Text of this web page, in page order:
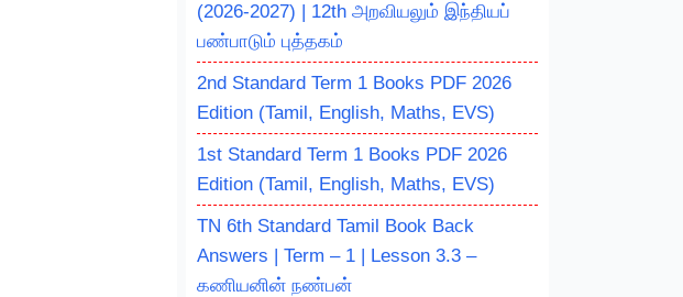
(2026-2027) | 12th அறவியலும் இந்தியப்
பண்பாடும் புத்தகம்
2nd Standard Term 1 Books PDF 2026
Edition (Tamil, English, Maths, EVS)
1st Standard Term 1 Books PDF 2026
Edition (Tamil, English, Maths, EVS)
TN 6th Standard Tamil Book Back
Answers | Term – 1 | Lesson 3.3 –
கணியனின் நண்பன்